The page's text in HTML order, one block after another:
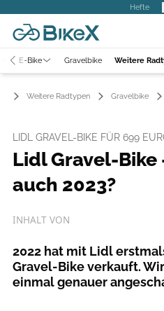
Hefte
E-Bike Gravelbike Weitere
Weitere Radtypen Gravelbike
LIDL GRAVEL-BIKE FÜR 699
Lidl Gravel-Bike
auch 2023?
INHALT VON
2022 hat mit Lidl
Gravel-Bike verkauft.
einmal genauer